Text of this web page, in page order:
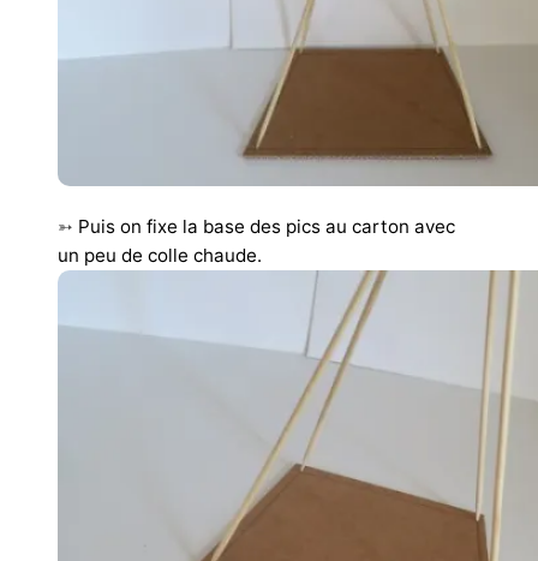
➳ Puis on fixe la base des pics au carton avec
un peu de colle chaude.